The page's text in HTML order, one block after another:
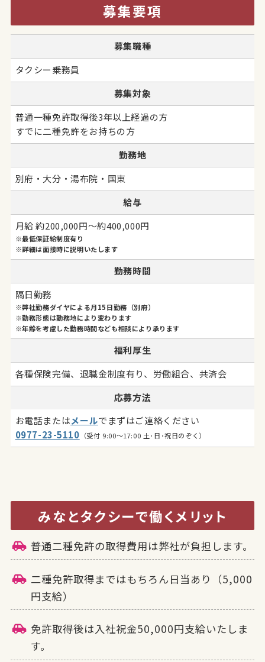
募集要項
募集職種
タクシー乗務員
募集対象
普通一種免許取得後3年以上経過の方
すでに二種免許をお持ちの方
勤務地
別府・大分・湯布院・国東
給与
月給 約200,000円～約400,000円
※最低保証給制度有り
※詳細は面接時に説明いたします
勤務時間
隔日勤務
※弊社勤務ダイヤによる月15日勤務（別府）
※勤務形態は勤務地により変わります
※年齢を考慮した勤務時間なども相談により承ります
福利厚生
各種保険完備、退職金制度有り、労働組合、共済会
応募方法
お電話またはメールでまずはご連絡ください
0977-23-5110 （受付 9:00～17:00 土･日･祝日のぞく）
みなとタクシーで働くメリット
普通二種免許の取得費用は弊社が負担します。
二種免許取得まではもちろん日当あり（5,000
円支給）
免許取得後は入社祝金50,000円支給いたしま
す。